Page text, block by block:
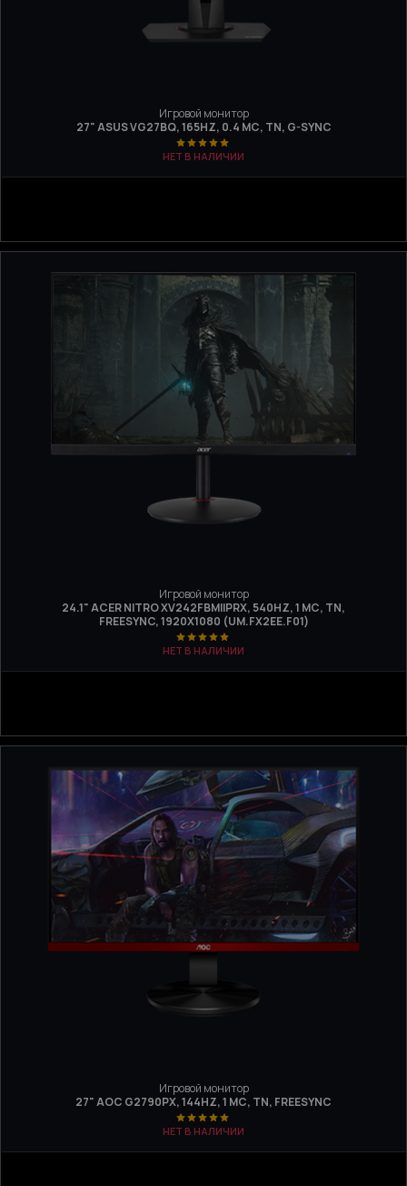
Игровой монитор
27" ASUS VG27BQ, 165HZ, 0.4 МС, TN, G-SYNC
НЕТ В НАЛИЧИИ
Игровой монитор
24.1" ACER NITRO XV242FBMIIPRX, 540HZ, 1 МС, TN,
FREESYNC, 1920Х1080 (UM.FX2EE.F01)
НЕТ В НАЛИЧИИ
Игровой монитор
27" AOC G2790PX, 144HZ, 1 МС, TN, FREESYNC
НЕТ В НАЛИЧИИ